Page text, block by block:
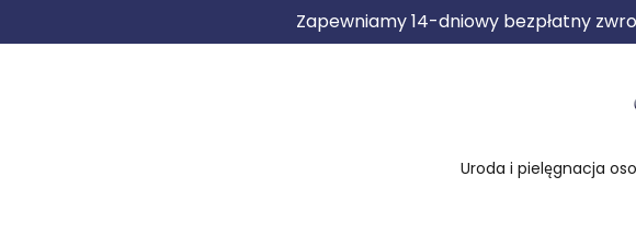
Zapewniamy 14-dniowy bezpłatny
Uroda i pielęgnacja